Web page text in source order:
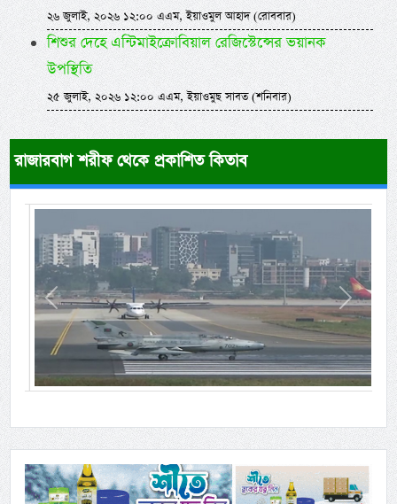
২৬ জুলাই, ২০২৬ ১২:০০ এএম, ইয়াওমুল আহাদ (রোববার)
শিশুর দেহে এন্টিমাইক্রোবিয়াল রেজিস্টেন্সের ভয়ানক
উপস্থিতি
২৫ জুলাই, ২০২৬ ১২:০০ এএম, ইয়াওমুছ সাবত (শনিবার)
রাজারবাগ শরীফ থেকে প্রকাশিত কিতাব
Previous Next